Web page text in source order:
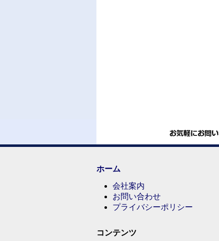
ホーム
会社案内
お問い合わせ
プライバシーポリシー
コンテンツ